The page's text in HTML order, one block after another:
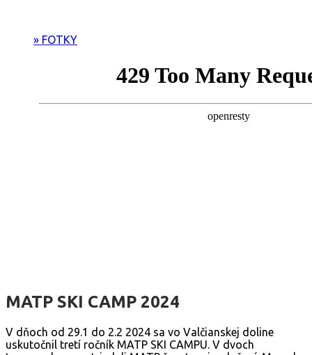
» FOTKY
MATP SKI CAMP 2024
V dňoch od 29.1 do 2.2 2024 sa vo Valčianskej doline
uskutočnil tretí ročník MATP SKI CAMPU. V dvoch